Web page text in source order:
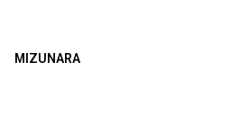
MIZUNARA